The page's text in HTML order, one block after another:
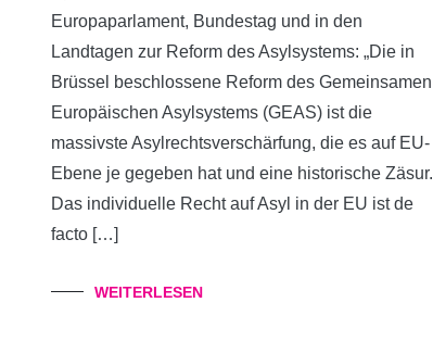
Europaparlament, Bundestag und in den
Landtagen zur Reform des Asylsystems: „Die in
Brüssel beschlossene Reform des Gemeinsamen
Europäischen Asylsystems (GEAS) ist die
massivste Asylrechtsverschärfung, die es auf EU-
Ebene je gegeben hat und eine historische Zäsur.
Das individuelle Recht auf Asyl in der EU ist de
facto […]
WEITERLESEN